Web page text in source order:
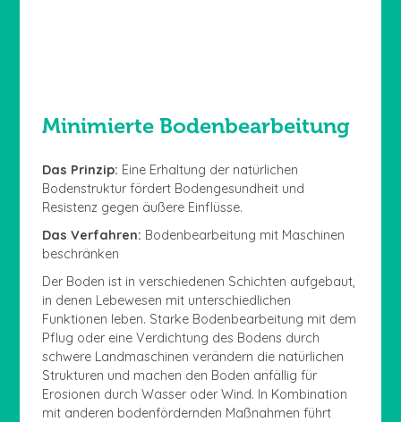
Minimierte Bodenbearbeitung
Das Prinzip: Eine Erhaltung der natürlichen
Bodenstruktur fördert Bodengesundheit und
Resistenz gegen äußere Einflüsse.
Das Verfahren: Bodenbearbeitung mit Maschinen
beschränken
Der Boden ist in verschiedenen Schichten aufgebaut,
in denen Lebewesen mit unterschiedlichen
Funktionen leben. Starke Bodenbearbeitung mit dem
Pflug oder eine Verdichtung des Bodens durch
schwere Landmaschinen verändern die natürlichen
Strukturen und machen den Boden anfällig für
Erosionen durch Wasser oder Wind. In Kombination
mit anderen bodenfördernden Maßnahmen führt